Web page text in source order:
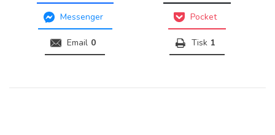
Messenger Pocket
Email 0 Tisk 1